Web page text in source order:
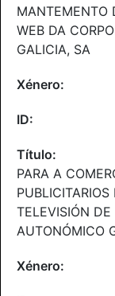
MANTEMENTO
WEB DA
GALICIA, SA
PARA A
TELEVISIÓN
AUTONÓMICO